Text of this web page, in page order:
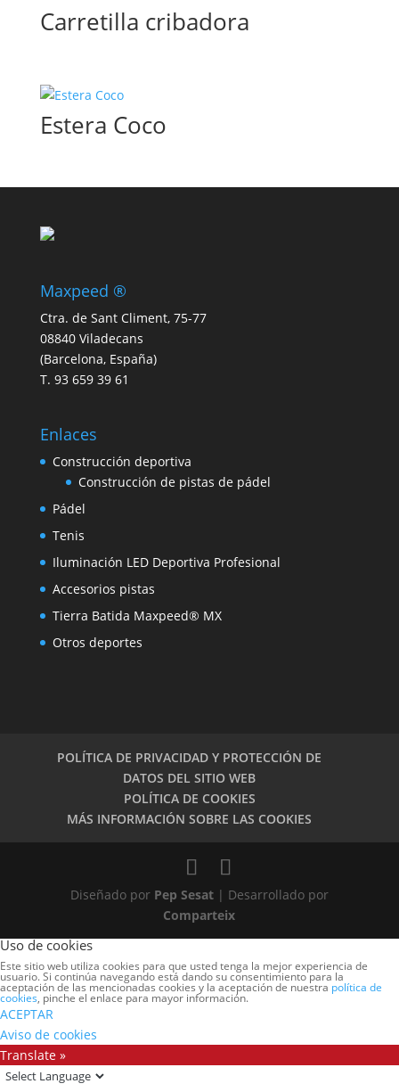
Carretilla cribadora
Estera Coco
Maxpeed ®
Ctra. de Sant Climent, 75-77
08840 Viladecans
(Barcelona, España)
T. 93 659 39 61
Enlaces
Construcción deportiva
Construcción de pistas de pádel
Pádel
Tenis
Iluminación LED Deportiva Profesional
Accesorios pistas
Tierra Batida Maxpeed® MX
Otros deportes
POLÍTICA DE PRIVACIDAD Y PROTECCIÓN DE
DATOS DEL SITIO WEB
POLÍTICA DE COOKIES
MÁS INFORMACIÓN SOBRE LAS COOKIES
Diseñado por Pep Sesat| Desarrollado por
Comparteix
Uso de cookies
Este sitio web utiliza cookies para que usted tenga la mejor experiencia de
usuario. Si continúa navegando está dando su consentimiento para la
aceptación de las mencionadas cookies y la aceptación de nuestra política de
cookies, pinche el enlace para mayor información.
ACEPTAR
Aviso de cookies
Translate »